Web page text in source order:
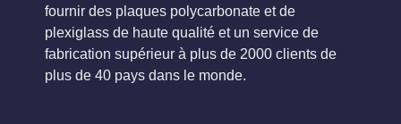
fournir des plaques polycarbonate et de
plexiglass de haute qualité et un service de
fabrication supérieur à plus de 2000 clients de
plus de 40 pays dans le monde.